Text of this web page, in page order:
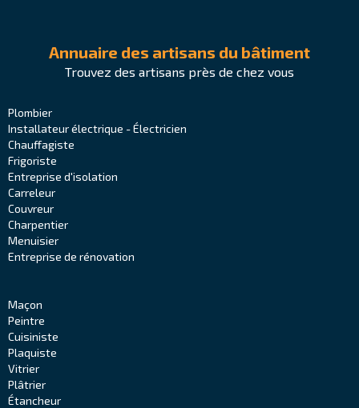
Annuaire des artisans du bâtiment
Trouvez des artisans près de chez vous
Plombier
Installateur électrique - Électricien
Chauffagiste
Frigoriste
Entreprise d'isolation
Carreleur
Couvreur
Charpentier
Menuisier
Entreprise de rénovation
Maçon
Peintre
Cuisiniste
Plaquiste
Vitrier
Plâtrier
Étancheur